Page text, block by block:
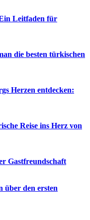
Leitfaden für
die besten türkischen
Herzen entdecken:
Reise ins Herz von
Gastfreundschaft
über den ersten